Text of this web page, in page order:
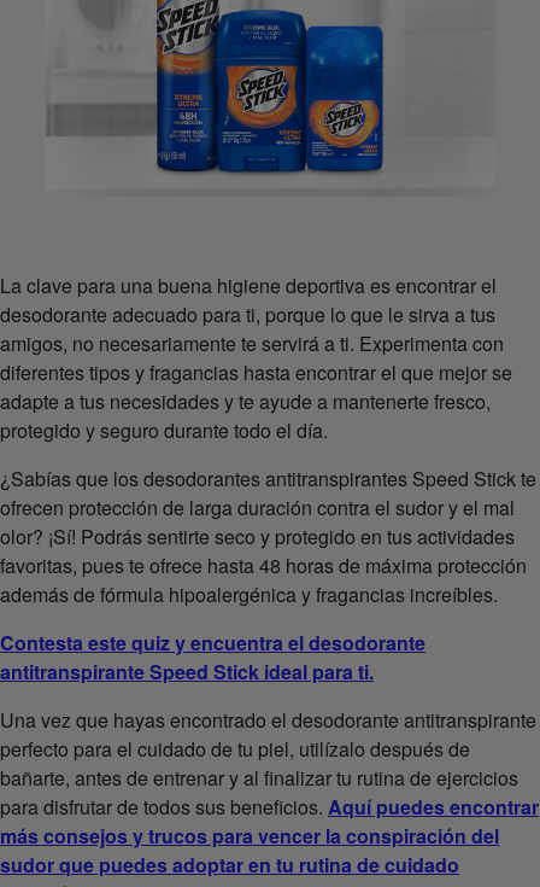
La clave para una buena higiene deportiva es encontrar el
desodorante adecuado para ti, porque lo que le sirva a tus
amigos, no necesariamente te servirá a ti. Experimenta con
diferentes tipos y fragancias hasta encontrar el que mejor se
adapte a tus necesidades y te ayude a mantenerte fresco,
protegido y seguro durante todo el día.
¿Sabías que los desodorantes antitranspirantes Speed Stick te
ofrecen protección de larga duración contra el sudor y el mal
olor? ¡Sí! Podrás sentirte seco y protegido en tus actividades
favoritas, pues te ofrece hasta 48 horas de máxima protección
además de fórmula hipoalergénica y fragancias increíbles.
Contesta este quiz y encuentra el desodorante
antitranspirante Speed Stick ideal para ti.
Una vez que hayas encontrado el desodorante antitranspirante
perfecto para el cuidado de tu piel, utilízalo después de
bañarte, antes de entrenar y al finalizar tu rutina de ejercicios
para disfrutar de todos sus beneficios. Aquí puedes encontrar
más consejos y trucos para vencer la conspiración del
sudor que puedes adoptar en tu rutina de cuidado